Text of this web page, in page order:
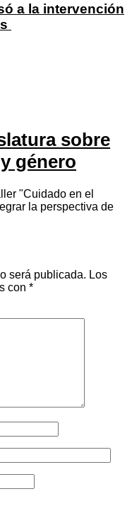
a la intervención
sobre
género
"Cuidado en el
la perspectiva de
será publicada. Los
con *